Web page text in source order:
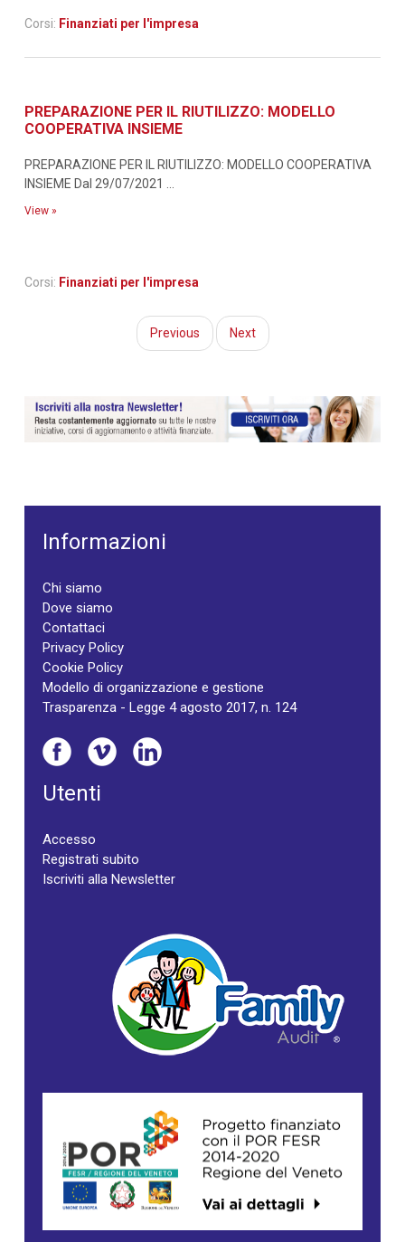
Corsi: Finanziati per l'impresa
PREPARAZIONE PER IL RIUTILIZZO: MODELLO
COOPERATIVA INSIEME
PREPARAZIONE PER IL RIUTILIZZO: MODELLO COOPERATIVA
INSIEME Dal 29/07/2021 ...
View »
Corsi: Finanziati per l'impresa
Previous Next
Informazioni
Chi siamo
Dove siamo
Contattaci
Privacy Policy
Cookie Policy
Modello di organizzazione e gestione
Trasparenza - Legge 4 agosto 2017, n. 124
Utenti
Accesso
Registrati subito
Iscriviti alla Newsletter